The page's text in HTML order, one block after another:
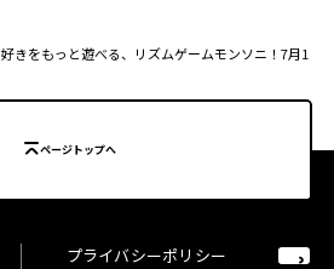
好きをもっと遊べる、リズムゲームモンソニ！7月1日
ページトップへ
プライバシーポリシー